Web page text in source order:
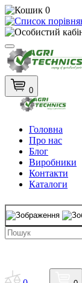
0
0
Головна
Про нас
Блог
Виробники
Контакти
Каталоги